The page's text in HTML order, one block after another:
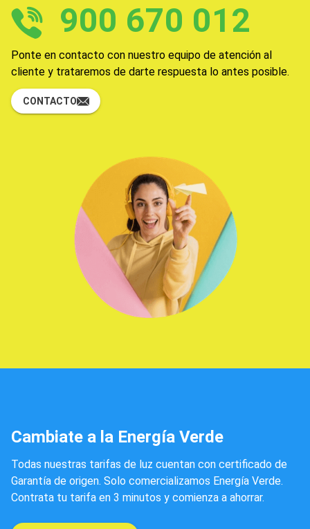
900 670 012
Ponte en contacto con nuestro equipo de atención al
cliente y trataremos de darte respuesta lo antes posible.
CONTACTO
Cambiate a la Energía Verde
Todas nuestras tarifas de luz cuentan con certificado de
Garantía de origen. Solo comercializamos Energía Verde.
Contrata tu tarifa en 3 minutos y comienza a ahorrar.